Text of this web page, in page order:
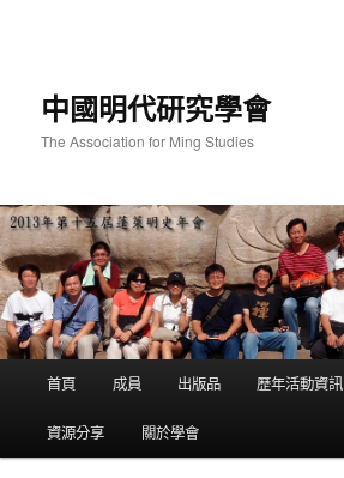
中國明代研究學會
The Association for Ming Studies
首頁 成員 出版品 歷年活動資訊
資源分享 關於學會